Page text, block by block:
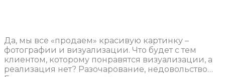
Да, мы все «продаем» красивую картинку –
фотографии и визуализации. Что будет с тем
клиентом, которому понравятся визуализации, а
реализация нет? Разочарование, недовольство…